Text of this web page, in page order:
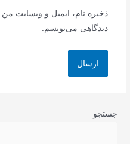
ذخیره نام، ایمیل و وبسایت
دیدگاهی می‌نویسم.
جستجو